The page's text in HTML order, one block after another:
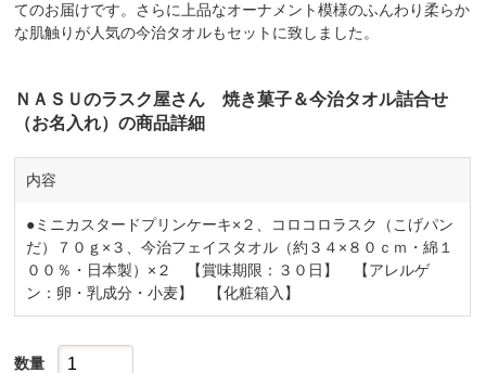
てのお届けです。さらに上品なオーナメント模様のふんわり柔らか
な肌触りが人気の今治タオルもセットに致しました。
ＮＡＳＵのラスク屋さん 焼き菓子＆今治タオル詰合せ
（お名入れ）の商品詳細
内容
●ミニカスタードプリンケーキ×２、コロコロラスク（こげパン
だ）７０ｇ×３、今治フェイスタオル（約３４×８０ｃｍ・綿１
００％・日本製）×２ 【賞味期限：３０日】 【アレルゲ
ン：卵・乳成分・小麦】 【化粧箱入】
数量